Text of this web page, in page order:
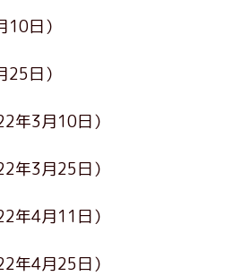
10日）
25日）
年3月10日）
年3月25日）
年4月11日）
年4月25日）